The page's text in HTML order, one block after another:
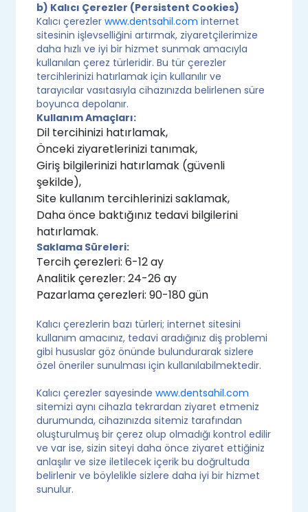
b) Kalıcı Çerezler (Persistent Cookies)
Kalıcı çerezlerwww.dentsahil.com internet
sitesinin işlevselliğini artırmak, ziyaretçilerimize
daha hızlı ve iyi bir hizmet sunmak amacıyla
kullanılan çerez türleridir. Bu tür çerezler
tercihlerinizi hatırlamak için kullanılır ve
tarayıcılar vasıtasıyla cihazınızda belirlenen süre
boyunca depolanır.
Kullanım Amaçları:
Dil tercihinizi hatırlamak,
Önceki ziyaretlerinizi tanımak,
Giriş bilgilerinizi hatırlamak (güvenli
şekilde),
Site kullanım tercihlerinizi saklamak,
Daha önce baktığınız tedavi bilgilerini
hatırlamak.
Saklama Süreleri:
Tercih çerezleri: 6-12 ay
Analitik çerezler: 24-26 ay
Pazarlama çerezleri: 90-180 gün
Kalıcı çerezlerin bazı türleri; internet sitesini
kullanım amacınız, tedavi aradığınız diş problemi
gibi hususlar göz önünde bulundurarak sizlere
özel öneriler sunulması için kullanılabilmektedir.
Kalıcı çerezler sayesindewww.dentsahil.com
sitemizi aynı cihazla tekrardan ziyaret etmeniz
durumunda, cihazınızda sitemiz tarafından
oluşturulmuş bir çerez olup olmadığı kontrol edilir
ve var ise, sizin siteyi daha önce ziyaret ettiğiniz
anlaşılır ve size iletilecek içerik bu doğrultuda
belirlenir ve böylelikle sizlere daha iyi bir hizmet
sunulur.